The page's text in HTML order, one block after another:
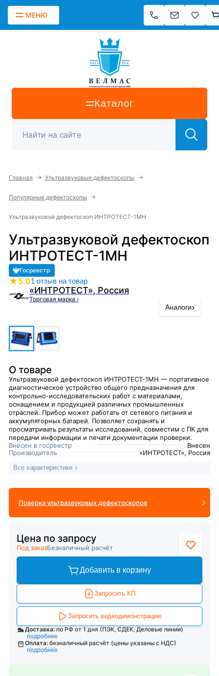
МЕНЮ
Каталог
Главная → Ультразвуковые дефектоскопы →
Популярные дефектоскопы →
Ультразвуковой дефектоскоп ИНТРОТЕСТ-1МН
Ультразвуковой дефектоскоп
ИНТРОТЕСТ-1МН
Госреестр
★5.01 отзыв на товар
«ИНТРОТЕСТ», Россия
Торговая марка ›
Аналоги›
О товаре
Ультразвуковой дефектоскоп ИНТРОТЕСТ-1МН — портативное
диагностическое устройство общего предназначения для
контрольно-исследовательских работ с материалами,
оснащением и продукцией различных промышленных
отраслей. Прибор может работать от сетевого питания и
аккумуляторных батарей. Позволяет сохранять и
просматривать результаты исследований, совместим с ПК для
передачи информации и печати документации проверки.
Внесен в госреестр
Внесен
Производитель
«ИНТРОТЕСТ», Россия
Все характеристики
Поверка ультразвуковых дефектоскопов
Цена по запросу
Под заказБезналичный расчёт
Добавить в корзину
Запросить КП
Запросить видеодемонстрацию
Доставка: по РФ от 1 дня (ПЭК, СДЕК, Деловые линии)
подробнее
Оплата: безналичный расчёт (цены указаны с НДС)
подробнее